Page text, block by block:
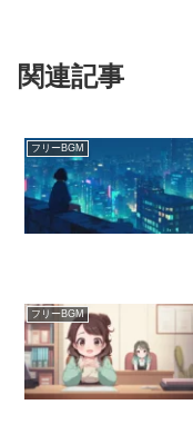
関連記事
フリーBGM
フリーBGM